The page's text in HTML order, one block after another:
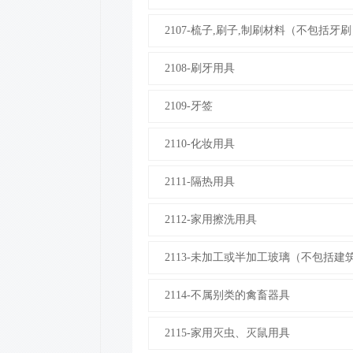
2107-梳子,刷子,制刷材料（不包括牙刷
2108-刷牙用具
2109-牙签
2110-化妆用具
2111-隔热用具
2112-家用擦洗用具
2113-未加工或半加工玻璃（不包括建
2114-不属别类的禽畜器具
2115-家用灭虫、灭鼠用具